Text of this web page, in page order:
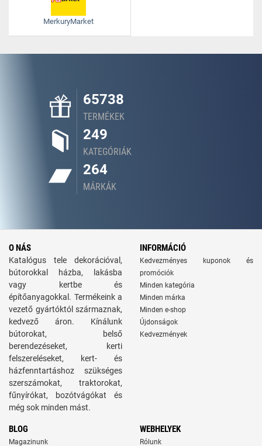
MerkuryMarket
65738
TERMÉKEK
249
KATEGÓRIÁK
264
MÁRKÁK
O NÁS
Katalógus tele dekorációval,
bútorokkal házba, lakásba
vagy kertbe és
építőanyagokkal. Termékeink a
vezető gyártóktól származnak,
kedvező áron. Kínálunk
bútorokat, belső
berendezéseket, kerti
felszereléseket, kert- és
házfenntartáshoz szükséges
szerszámokat, traktorokat,
fűnyírókat, bozótvágókat és
még sok minden mást.
INFORMÁCIÓ
Kedvezményes kuponok és
promóciók
Minden kategória
Minden márka
Minden e-shop
Újdonságok
Kedvezmények
BLOG
Magazinunk
WEBHELYEK
Rólunk